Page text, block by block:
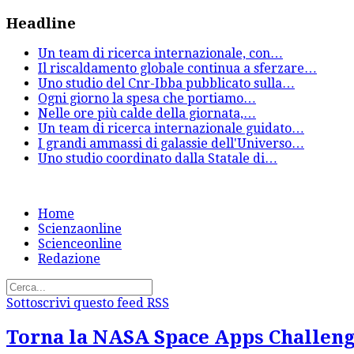
Headline
Un team di ricerca internazionale, con…
Il riscaldamento globale continua a sferzare…
Uno studio del Cnr-Ibba pubblicato sulla…
Ogni giorno la spesa che portiamo…
Nelle ore più calde della giornata,…
Un team di ricerca internazionale guidato…
I grandi ammassi di galassie dell'Universo…
Uno studio coordinato dalla Statale di…
Home
Scienzaonline
Scienceonline
Redazione
Sottoscrivi questo feed RSS
Torna la NASA Space Apps